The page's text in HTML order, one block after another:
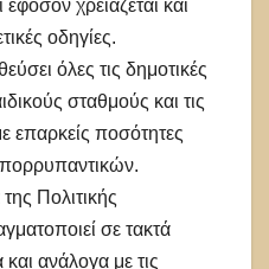
χρειάζεται και
οδηγίες.
όλες τις δημοτικές
σταθμούς και τις
επαρκείς ποσότητες
Πολιτικής
σε τακτά
ανάλογα με τις